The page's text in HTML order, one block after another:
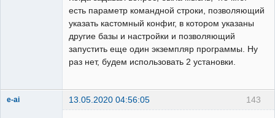
есть параметр командной строки, позволяющий
указать кастомный конфиг, в котором указаны
другие базы и настройки и позволяющий
запустить еще один экземпляр программы. Ну
раз нет, будем использовать 2 установки.
143
e-ai 13.05.2020 04:56:05